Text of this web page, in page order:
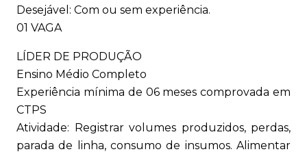
Desejável: Com ou sem experiência.
01 VAGA
LÍDER DE PRODUÇÃO
Ensino Médio Completo
Experiência mínima de 06 meses comprovada em
CTPS
Atividade: Registrar volumes produzidos, perdas,
parada de linha, consumo de insumos. Alimentar